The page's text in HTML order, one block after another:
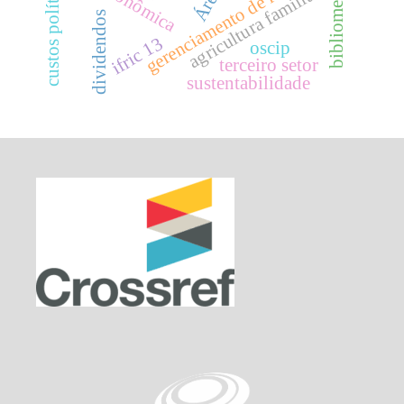
agricultura familiar
terceiro setor
oscip
sustentabilidade
custos políticos ifric 13
dividendos